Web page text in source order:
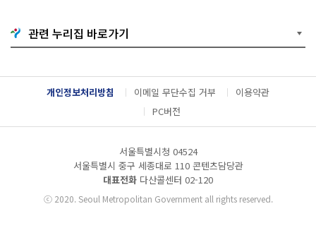
기
G
o
g
l
e
l
e
서
다
운
드
관련 누리집 바로가기
개인정보처리방침 이메일 무단수집 거부
이용약관
PC버전
서울특별시청 04524
서울특별시 중구 세종대로 110 콘텐츠담당관
대표전화 다산콜센터 02-120
ⓒ2020. Seoul Metropolitan Government all rights reserved.